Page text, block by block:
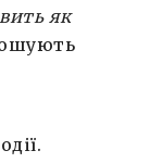
як